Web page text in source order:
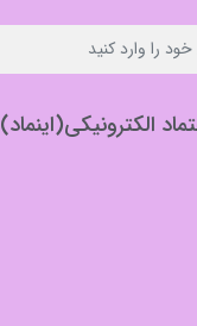
الکترونیکی(اینماد)